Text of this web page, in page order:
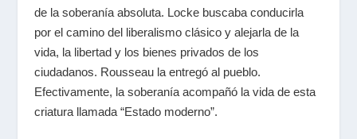
de la soberanía absoluta. Locke buscaba conducirla
por el camino del liberalismo clásico y alejarla de la
vida, la libertad y los bienes privados de los
ciudadanos. Rousseau la entregó al pueblo.
Efectivamente, la soberanía acompañó la vida de esta
criatura llamada “Estado moderno”.